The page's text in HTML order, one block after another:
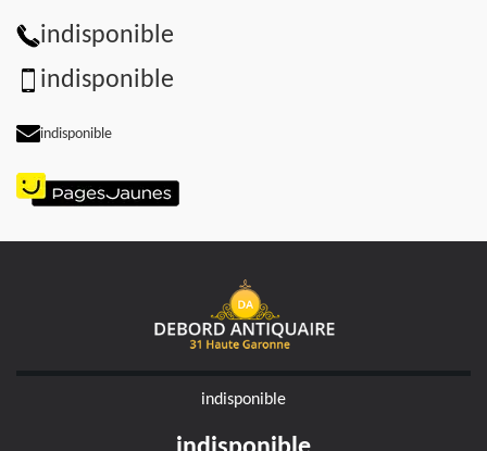
indisponible
indisponible
indisponible
indisponible